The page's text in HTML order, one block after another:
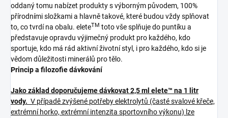
oddaný tomu nabízet produkty s výborným původem, 100%
přírodními složkami a hlavně takové, které budou vždy splňovat
to, co tvrdí na obalu. eleteTM toto vše splňuje do puntíku a
představuje opravdu výjimečný produkt pro každého, kdo
sportuje, kdo má rád aktivní životní styl, i pro každého, kdo si je
vědom důležitosti minerálů pro tělo.
Princip a filozofie dávkování
Jako základ doporučujeme dávkovat 2,5 ml elete™ na 1 litr
vody. V případě zvýšené potřeby elektrolytů (časté svalové křeče,
extrémní horko, extrémní intenzita sportovního výkonu) lze